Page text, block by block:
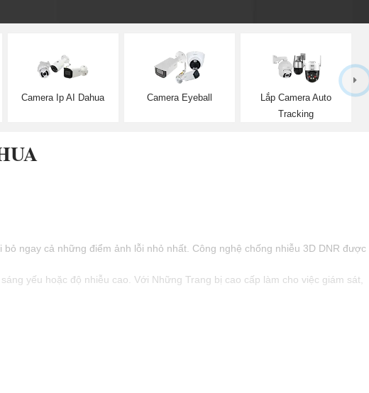
Camera Ip AI Dahua Camera Eyeball
Lắp Camera Auto
Tracking
ngay cả những điểm ảnh lỗi nhỏ nhất. Công nghệ chống nhiễu 3D DNR được
yếu hoặc độ nhiễu cao. Với Những Trang bị cao cấp làm cho việc giám sát,